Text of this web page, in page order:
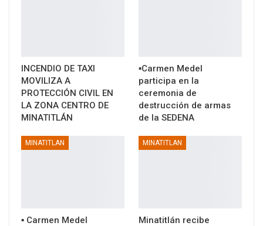
INCENDIO DE TAXI
MOVILIZA A
PROTECCIÓN CIVIL EN
LA ZONA CENTRO DE
MINATITLÁN
▪️Carmen Medel
participa en la
ceremonia de
destrucción de armas
de la SEDENA
MINATITLAN
▪️ Carmen Medel
MINATITLAN
Minatitlán recibe